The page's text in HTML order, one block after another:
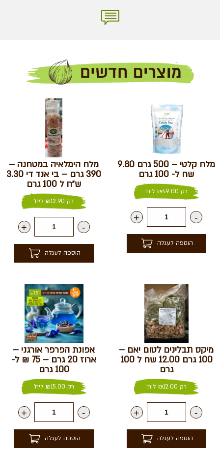
מלח קלטי – 500 גרם 9.80
שח ל- 100 גרם
רק ₪49.00 ליח'
-
+
הוספה לעגלה
מלח הימלאיה במטחנה –
390 גרם – בי אנד די 3.30
ש״ח ל 100 גרם
רק ₪12.90 ליח'
-
+
הוספה לעגלה
מיקס תבלינים לטום יאם –
100 גרם 12.00 שח ל 100
גרם
רק ₪12.00 ליח'
-
+
הוספה לעגלה
אפונת הפרפר אורגני –
ארוז 20 גרם – 75 ₪ ל-
100 גרם
רק ₪15.00 ליח'
-
+
הוספה לעגלה